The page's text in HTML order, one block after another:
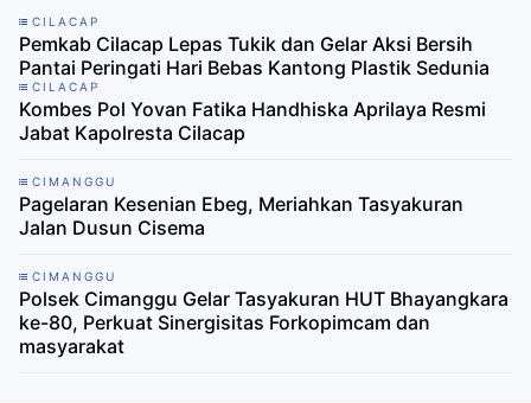
CILACAP
Pemkab Cilacap Lepas Tukik dan Gelar Aksi Bersih
Pantai Peringati Hari Bebas Kantong Plastik Sedunia
CILACAP
Kombes Pol Yovan Fatika Handhiska Aprilaya Resmi
Jabat Kapolresta Cilacap
CIMANGGU
Pagelaran Kesenian Ebeg, Meriahkan Tasyakuran
Jalan Dusun Cisema
CIMANGGU
Polsek Cimanggu Gelar Tasyakuran HUT Bhayangkara
ke-80, Perkuat Sinergisitas Forkopimcam dan
masyarakat